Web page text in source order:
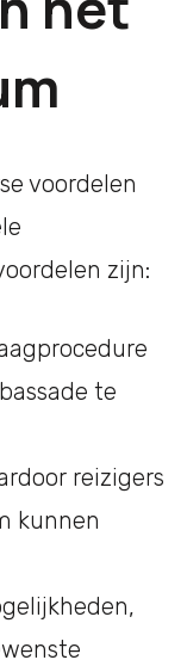
voordelen
zijn:
te
reizigers
kunnen